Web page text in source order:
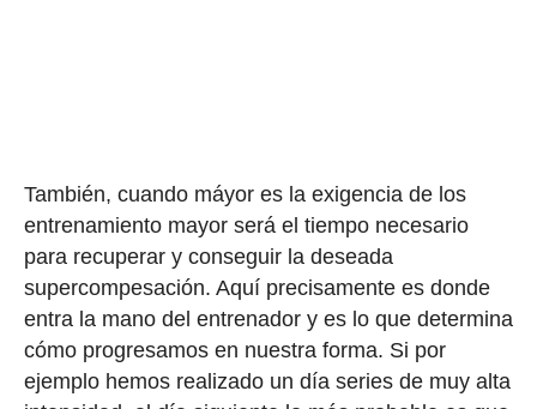
También, cuando máyor es la exigencia de los
entrenamiento mayor será el tiempo necesario
para recuperar y conseguir la deseada
supercompesación. Aquí precisamente es donde
entra la mano del entrenador y es lo que determina
cómo progresamos en nuestra forma. Si por
ejemplo hemos realizado un día series de muy alta